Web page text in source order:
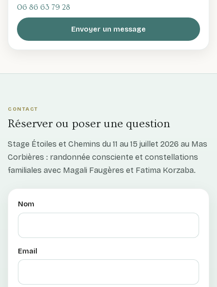
06 86 63 79 28
Envoyer un message
CONTACT
Réserver ou poser une question
Stage Étoiles et Chemins du 11 au 15 juillet 2026 au Mas
Corbières : randonnée consciente et constellations
familiales avec Magali Faugères et Fatima Korzaba.
Nom
Email